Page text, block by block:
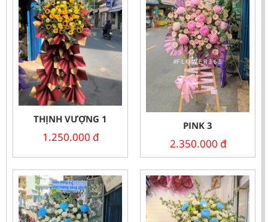
THỊNH VƯỢNG 1
1.250.000 đ
PINK 3
2.350.000 đ